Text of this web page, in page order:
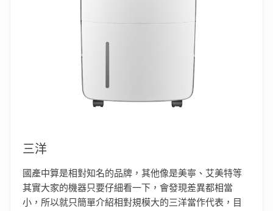
三洋
國產中算是相對知名的品牌，其他像是美寧、艾美特等
其實大家的機器只要仔細看一下，會發現差異都相當
小，所以就只簡單介紹相對規模大的三洋當作代表，目